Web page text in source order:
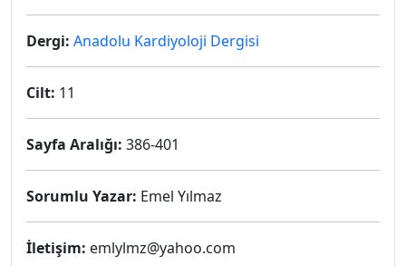
Dergi: Anadolu Kardiyoloji Dergisi
Cilt: 11
Sayfa Aralığı: 386-401
Sorumlu Yazar: Emel Yılmaz
İletişim: emlylmz@yahoo.com